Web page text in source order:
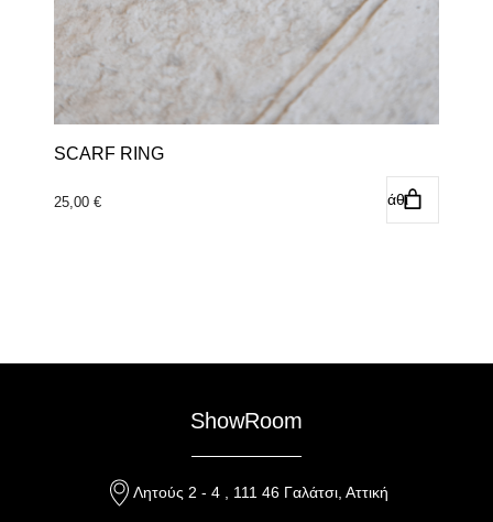
SCARF RING
25,00 € Προσθήκη στο καλάθι
ShowRoom
Λητούς 2 - 4 , 111 46 Γαλάτσι, Αττική